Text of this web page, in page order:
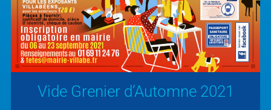
Vide Grenier d’Automne 2021